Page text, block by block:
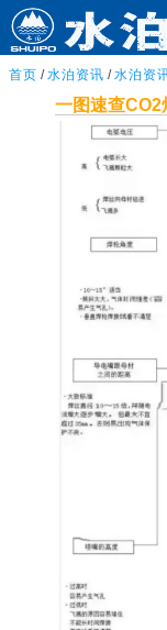
首页 / 水泊资讯 / 水泊资
一图速查CO2